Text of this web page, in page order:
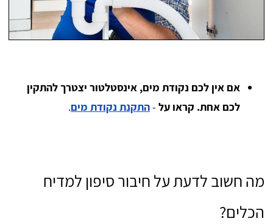
אם אין לכם נקודת מים, אינסטלטור יצטרך להתקין
לכם אחת. קראו על -התקנת נקודת מים.
מה חשוב לדעת על חיבור סיפון למדיח
הכלים?